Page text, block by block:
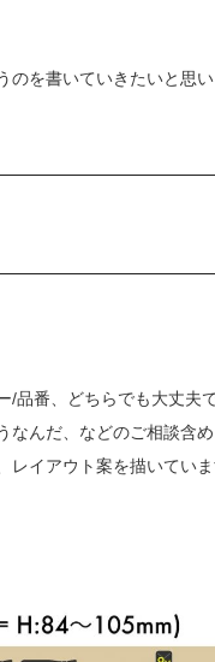
を書いていきたいと思い
品番、どちらでも大丈夫
んだ、などのご相談含
イアウト案を描いていま